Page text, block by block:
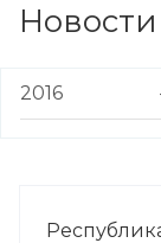
Новости